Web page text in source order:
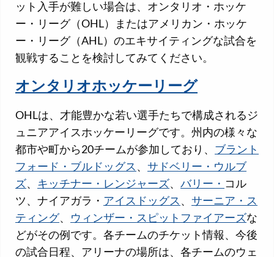
ット入手が難しい場合は、オンタリオ・ホッケ
ー・リーグ（OHL）またはアメリカン・ホッケ
ー・リーグ（AHL）のエキサイティングな試合を
観戦することを検討してみてください。
オンタリオホッケーリーグ
OHLは、才能豊かな若い選手たちで構成されるジ
ュニアアイスホッケーリーグです。州内の様々な
都市や町から20チームが参加しており、 ブラント
フォード・ブルドッグス 、 サドベリー・ウルブ
ズ、 キッチナー・レンジャーズ、 バリー・ コル
ツ、ナイアガラ・ アイスドッグス 、 サーニア・ス
ティング、 ウィンザー・スピットファイアーズな
どがその例です。各チームのチケット情報、今後
の試合日程、アリーナの場所は、各チームのウェ